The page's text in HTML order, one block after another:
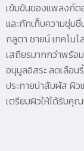
เข้มข้นของแพลงก์ต
และกักเก็บความชุ่ม
กลูตา ชายน์ เทคโน
เสถียรมากกว่าพร้อ
อนุมูลอิสระ ลดเลือน
ประกายน่าสัมผัส ผิว
เตรียมผิวให้ได้รับคุ